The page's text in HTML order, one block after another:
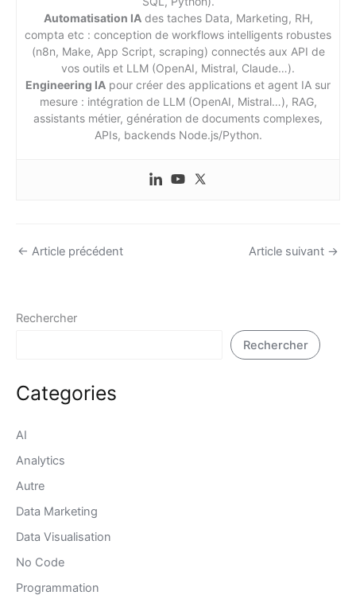
Automatisation IAdes taches Data, Marketing, RH,
compta etc : conception de workflows intelligents robustes
(n8n, Make, App Script, scraping) connectés aux API de
vos outils et LLM (OpenAI, Mistral, Claude…).
Engineering IA pour créer des applications et agent IA sur
mesure : intégration de LLM (OpenAI, Mistral…), RAG,
assistants métier, génération de documents complexes,
APIs, backends Node.js/Python.
← Article précédent Article suivant →
Rechercher
Rechercher
Categories
AI
Analytics
Autre
Data Marketing
Data Visualisation
No Code
Programmation